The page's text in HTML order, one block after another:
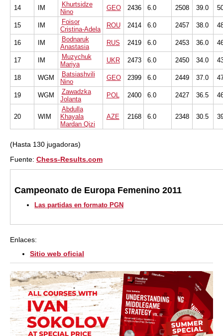
14 IM
Khurtsidze
Nino
GEO 2436 6.0 2508 39.0
15 IM
Foisor
Cristina-Adela
ROU 2414 6.0 2457 38.0
16 IM
Bodnaruk
Anastasia
RUS 2419 6.0 2453 36.0
17 IM
Muzychuk
Mariya
UKR 2473 6.0 2450 34.0
18 WGM
Batsiashvili
Nino
GEO 2399 6.0 2449 37.0
19 WGM
Zawadzka
Jolanta
POL 2400 6.0 2427 36.5
20 WIM
Abdulla
Khayala
Mardan Qizi
AZE 2168 6.0 2348 30.5
(Hasta 130 jugadoras)
Fuente: Chess-Results.com
Campeonato de Europa Femenino 2011
Las partidas en formato PGN
Enlaces:
Sitio web oficial